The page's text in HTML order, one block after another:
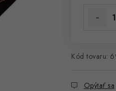
Kód tovaru:
Opýtať sa